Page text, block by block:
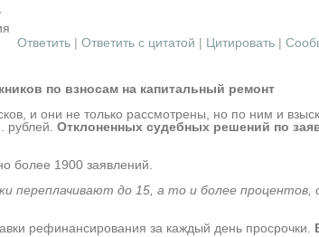
Ответить| Ответить с цитатой | Цитировать|
по взносам на капитальный ремонт
и они не только рассмотрены, но по ним и
рублей.Отклоненных судебных решений по
более 1900 заявлений.
переплачивают до 15, а то и более
рефинансирования за каждый день просрочки.